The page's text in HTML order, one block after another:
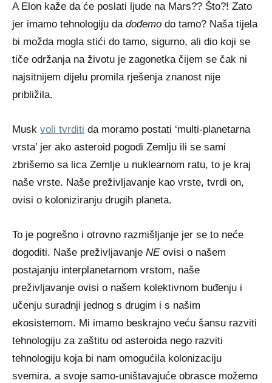
A Elon kaže da će poslati ljude na Mars?? Što?! Zato
jer imamo tehnologiju da dođemo do tamo? Naša tijela
bi možda mogla stići do tamo, sigurno, ali dio koji se
tiče održanja na životu je zagonetka čijem se čak ni
najsitnijem dijelu promila rješenja znanost nije
približila.
Musk voli tvrditi da moramo postati ‘multi-planetarna
vrsta’ jer ako asteroid pogodi Zemlju ili se sami
zbrišemo sa lica Zemlje u nuklearnom ratu, to je kraj
naše vrste. Naše preživljavanje kao vrste, tvrdi on,
ovisi o koloniziranju drugih planeta.
To je pogrešno i otrovno razmišljanje jer se to neće
dogoditi. Naše preživljavanje NEovisi o našem
postajanju interplanetarnom vrstom, naše
preživljavanje ovisi o našem kolektivnom buđenju i
učenju suradnji jednog s drugim i s našim
ekosistemom. Mi imamo beskrajno veću šansu razviti
tehnologiju za zaštitu od asteroida nego razviti
tehnologiju koja bi nam omogućila kolonizaciju
svemira, a svoje samo-uništavajuće obrasce možemo